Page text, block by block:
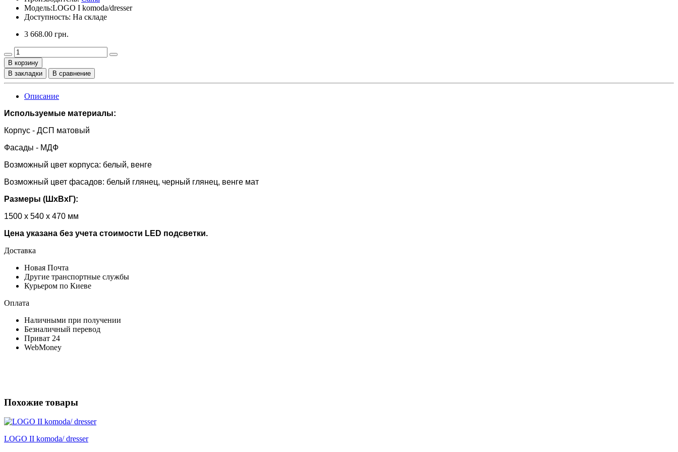
Модель:LOGO I komoda/dresser
Доступность: На складе
3 668.00 грн.
В корзину
В закладки
В сравнение
Описание
Используемые материалы:
Корпус - ДСП матовый
Фасады - МДФ
Возможный цвет корпуса: белый, венге
Возможный цвет фасадов: белый глянец, черный глянец, венге мат
Размеры (ШхВхГ):
1500 х 540 х 470 мм
Цена указана без учета стоимости LED подсветки.
Доставка
Новая Почта
Другие транспортные службы
Курьером по Киеве
Оплата
Наличными при получении
Безналичный перевод
Приват 24
WebMoney
Похожие товары
LOGO II komoda/ dresser